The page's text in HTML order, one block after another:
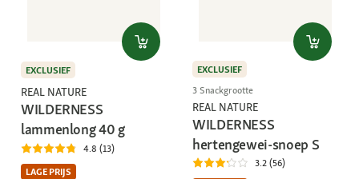
EXCLUSIEF
REAL NATURE
WILDERNESS
lammenlong 40 g
4.8 (13)
LAGE PRIJS
EXCLUSIEF
3 Snackgrootte
REAL NATURE
WILDERNESS
hertengewei-snoep S
3.2 (56)